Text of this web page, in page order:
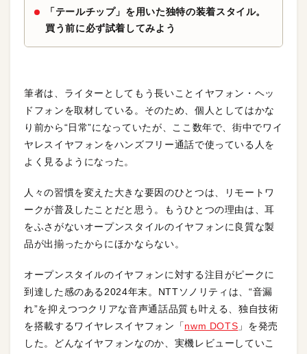
「テールチップ」を用いた独特の装着スタイル。
買う前に必ず試着してみよう
筆者は、ライターとしてもう長いことイヤフォン・ヘッ
ドフォンを取材している。そのため、個人としてはかな
り前から“日常”になっていたが、ここ数年で、街中でワイ
ヤレスイヤフォンをハンズフリー通話で使っている人を
よく見るようになった。
人々の習慣を変えた大きな要因のひとつは、リモートワ
ークが普及したことだと思う。もうひとつの理由は、耳
をふさがないオープンスタイルのイヤフォンに良質な製
品が出揃ったからにほかならない。
オープンスタイルのイヤフォンに対する注目がピークに
到達した感のある2024年末。NTTソノリティは、“音漏
れ”を抑えつつクリアな音声通話品質も叶える、独自技術
を搭載するワイヤレスイヤフォン「nwm DOTS 」を発売
した。どんなイヤフォンなのか、実機レビューしていこ